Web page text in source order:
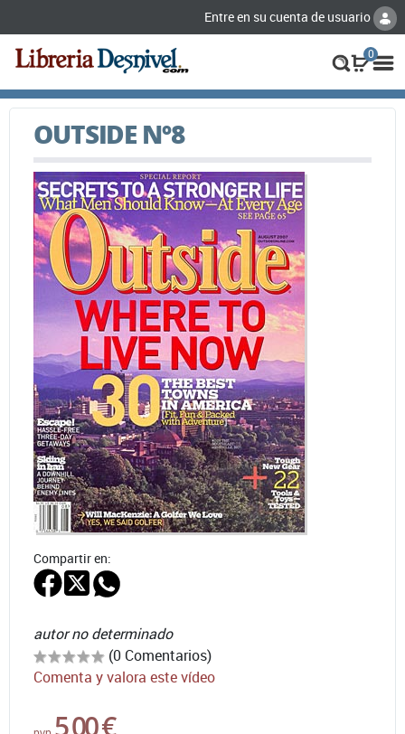
Entre en su cuenta de usuario
0
OUTSIDE Nº8
Compartir en:
autor no determinado
(0 Comentarios)
Comenta y valora este vídeo
5,00 €